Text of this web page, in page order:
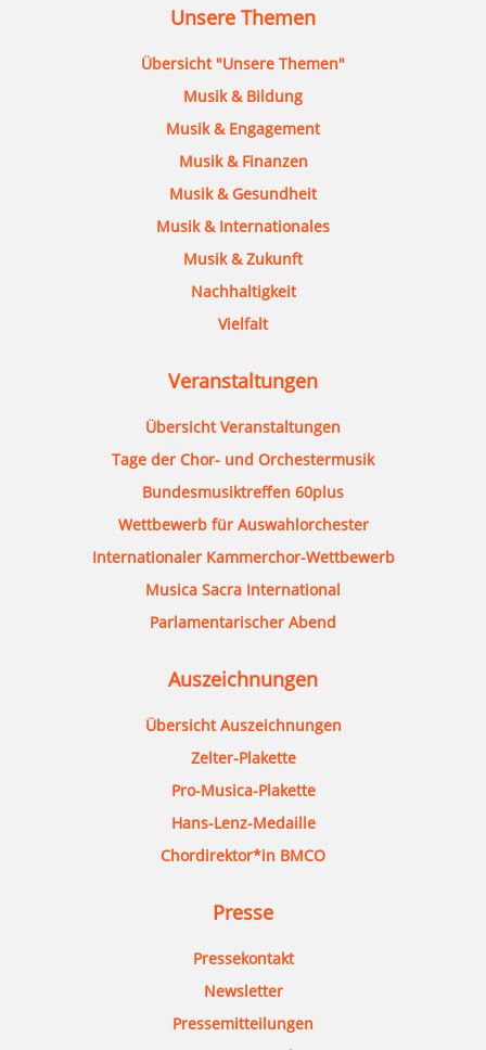
Unsere Themen
Übersicht "Unsere Themen"
Musik & Bildung
Musik & Engagement
Musik & Finanzen
Musik & Gesundheit
Musik & Internationales
Musik & Zukunft
Nachhaltigkeit
Vielfalt
Veranstaltungen
Übersicht Veranstaltungen
Tage der Chor- und Orchestermusik
Bundesmusiktreffen 60plus
Wettbewerb für Auswahlorchester
Internationaler Kammerchor-Wettbewerb
Musica Sacra International
Parlamentarischer Abend
Auszeichnungen
Übersicht Auszeichnungen
Zelter-Plakette
Pro-Musica-Plakette
Hans-Lenz-Medaille
Chordirektor*in BMCO
Presse
Pressekontakt
Newsletter
Pressemitteilungen